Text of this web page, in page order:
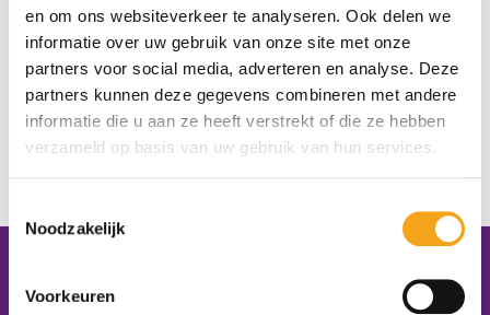
en om ons websiteverkeer te analyseren. Ook delen we
informatie over uw gebruik van onze site met onze
partners voor social media, adverteren en analyse. Deze
partners kunnen deze gegevens combineren met andere
informatie die u aan ze heeft verstrekt of die ze hebben
verzameld op basis van uw gebruik van hun services.
Noodzakelijk
Voorkeuren
Kalsbeek College locatie
Bredius
Woerden
Contactgegevens